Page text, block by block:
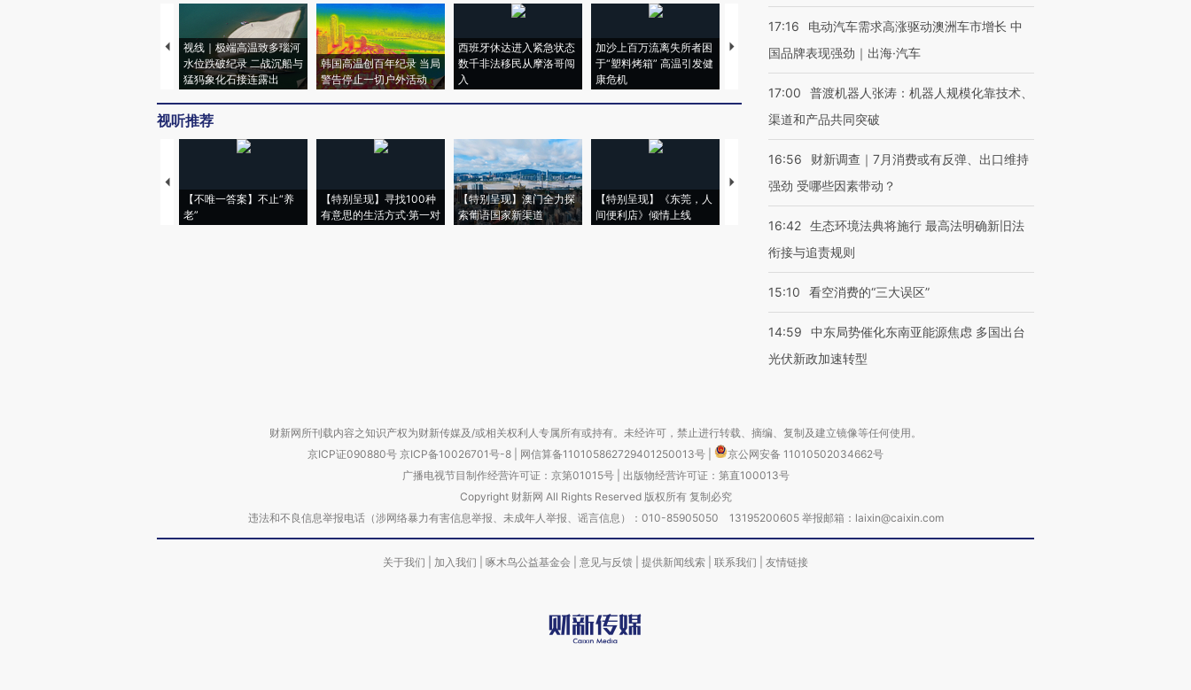
视线｜极端高温致多瑙河
水位跌破纪录 二战沉船与
猛犸象化石接连露出
韩国高温创百年纪录 当局
警告停止一切户外活动
西班牙休达进入紧急状态
数千非法移民从摩洛哥闯
入
加沙上百万流离失所者困
于“塑料烤箱” 高温引发健
康危机
视线｜HYROX的吸金
术：是什么让中产们甘
马航飞行员跨国走私7万
粒摇头丸 尿检体内含3种
视听推荐
【不唯一答案】不止“养
老”
【特别呈现】寻找100种
有意思的生活方式·第一对
【特别呈现】澳门全力探
索葡语国家新渠道
【特别呈现】《东莞，人
间便利店》倾情上线
【推广】走进第四届链博
17:16
电动汽车需求高涨驱动澳洲车市增长 中
国品牌表现强劲｜出海·汽车
17:00
普渡机器人张涛：机器人规模化靠技术、
渠道和产品共同突破
16:56
财新调查｜7月消费或有反弹、出口维持
强劲 受哪些因素带动？
16:42 生态环境法典将施行 最高法明确新旧法
衔接与追责规则
15:10 看空消费的“三大误区”
14:59
中东局势催化东南亚能源焦虑 多国出台
光伏新政加速转型
财新网所刊载内容之知识产权为财新传媒及/或相关权利人专属所有或持有。未经许可，禁止进行转载、摘编、复制及建立镜像等任何使用。
京ICP证090880号 京ICP备10026701号-8 网信算备110105862729401250013号
京公网安备 11010502034662号
广播电视节目制作经营许可证：京第01015号| 出版物经营许可证：第直100013号
Copyright 财新网 All Rights Reserved 版权所有 复制必究
违法和不良信息举报电话（涉网络暴力有害信息举报、未成年人举报、谣言信息）：010-85905050 13195200605 举报邮箱：laixin@caixin.com
关于我们 加入我们 啄木鸟公益基金会 意见与反馈 提供新闻线索 联系我们 友情链接